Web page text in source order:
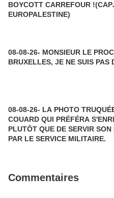
BOYCOTT CARREFOUR
EUROPALESTINE)
08-08-26- MONSIEUR LE
08-08-26- LA PHOTO TRUQUÉE D'UN
COUARD QUI PRÉFÉRA
PLUTÔT QUE DE SERVIR SON
PAR LE SERVICE MILITAIRE.
Commentaires